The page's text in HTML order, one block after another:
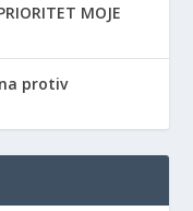
MOJE
protiv